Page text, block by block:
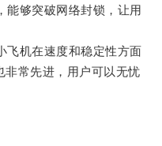
够突破网络封锁，让用
机在速度和稳定性方面
非常先进，用户可以无忧